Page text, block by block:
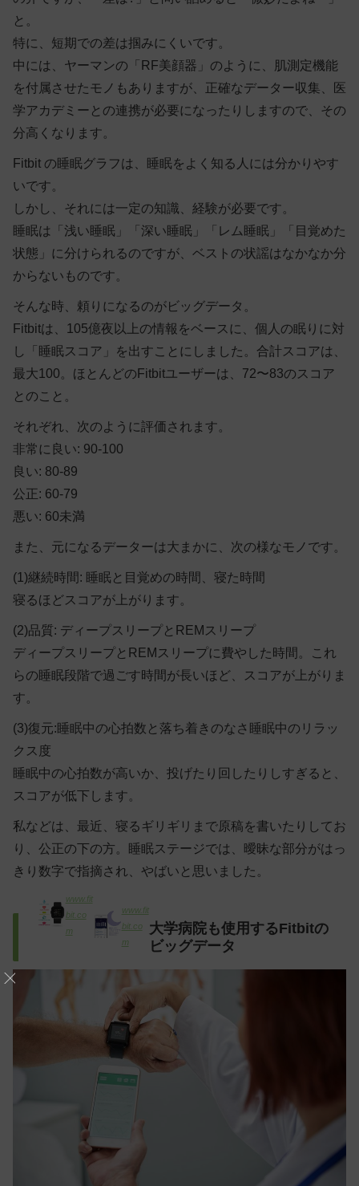
と。
特に、短期での差は掴みにくいです。
中には、ヤーマンの「RF美顔器」のように、肌測定機能
を付属させたモノもありますが、正確なデーター収集、医
学アカデミーとの連携が必要になったりしますので、その
分高くなります。
Fitbit の睡眠グラフは、睡眠をよく知る人には分かりやす
いです。
しかし、それには一定の知識、経験が必要です。
睡眠は「浅い睡眠」「深い睡眠」「レム睡眠」「目覚めた
状態」に分けられるのですが、ベストの状謡はなかなか分
からないものです。
そんな時、頼りになるのがビッグデータ。
Fitbitは、105億夜以上の情報をベースに、個人の眠りに対
し「睡眠スコア」を出すことにしました。合計スコアは、
最大100。ほとんどのFitbitユーザーは、72〜83のスコア
とのこと。
それぞれ、次のように評価されます。
非常に良い: 90-100
良い: 80-89
公正: 60-79
悪い: 60未満
また、元になるデーターは大まかに、次の様なモノです。
(1)継続時間: 睡眠と目覚めの時間、寝た時間
寝るほどスコアが上がります。
(2)品質: ディープスリープとREMスリープ
ディープスリープとREMスリープに費やした時間。これ
らの睡眠段階で過ごす時間が長いほど、スコアが上がりま
す。
(3)復元:睡眠中の心拍数と落ち着きのなさ睡眠中のリラッ
クス度
睡眠中の心拍数が高いか、投げたり回したりしすぎると、
スコアが低下します。
私などは、最近、寝るギリギリまで原稿を書いたりしてお
り、公正の下の方。睡眠ステージでは、曖昧な部分がはっ
きり数字で指摘され、やばいと思いました。
www.fit
bit.co
m
www.fit
bit.co
m
大学病院も使用するFitbitの
ビッグデータ